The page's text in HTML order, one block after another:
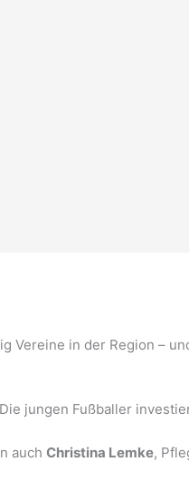
in der Region –
jungen Fußballer
auch Christina Lemke,